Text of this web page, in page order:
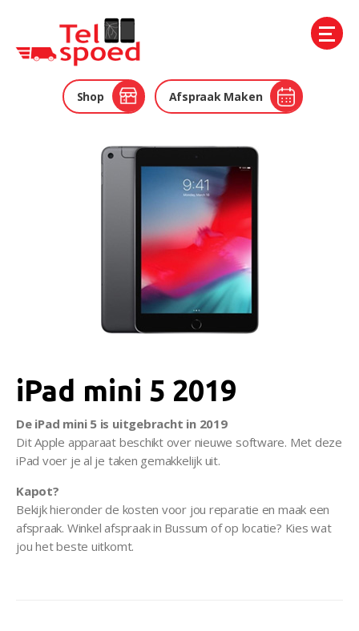
Shop Afspraak Maken
iPad mini 5 2019
De iPad mini 5 is uitgebracht in 2019
Dit Apple apparaat beschikt over nieuwe software. Met deze
iPad voer je al je taken gemakkelijk uit.
Kapot?
Bekijk hieronder de kosten voor jou reparatie en maak een
afspraak. Winkel afspraak in Bussum of op locatie? Kies wat
jou het beste uitkomt.